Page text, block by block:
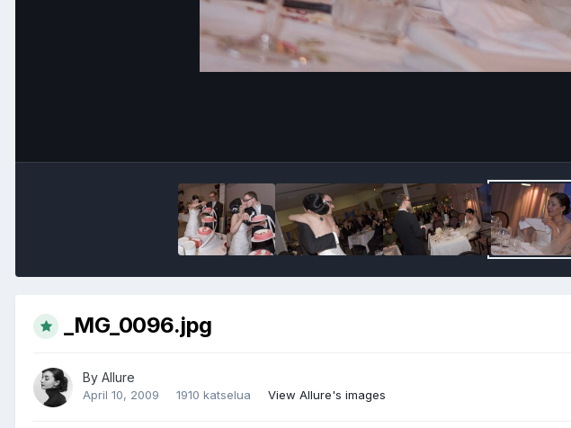
_MG_0096.jpg
By Allure
April 10, 2009 1910 katselua View Allure's images